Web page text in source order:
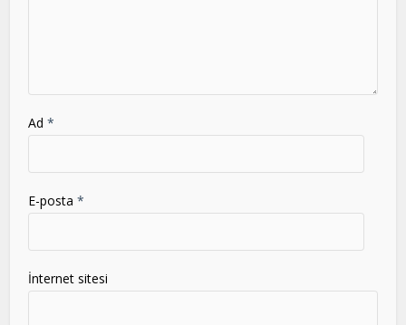
Ad*
E-posta*
İnternet sitesi